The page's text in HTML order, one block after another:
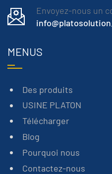
Envoyez-nous un
MENUS
Des produits
USINE PLATON
Télécharger
Blog
Pourquoi nous
Contactez-nous